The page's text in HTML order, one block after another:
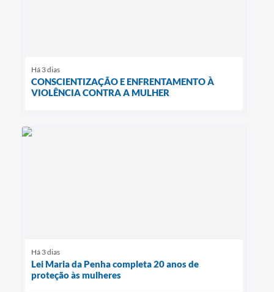
Há 3 dias
CONSCIENTIZAÇÃO E ENFRENTAMENTO À
VIOLÊNCIA CONTRA A MULHER
Há 3 dias
Lei Maria da Penha completa 20 anos de
proteção às mulheres